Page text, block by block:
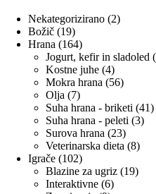
Nekategorizirano 22
Božič 1919
izdelkov
Hrana 164164
izdelkov
Jogurt, kefir in sladoled
Kostne juhe 44
izdelki
Mokra hrana 5656
Olja 77
izdelkov
Suha hrana - briketi 4141
Suha hrana - peleti 33
Surova hrana 2323
izdelkov
Veterinarska dieta 88
Igrače 102102
izdelka
Blazine za ugriz 1919
Interaktivne 66